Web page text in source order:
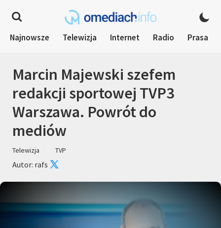
Najnowsze Telewizja Internet Radio Prasa
Marcin Majewski szefem
redakcji sportowej TVP3
Warszawa. Powrót do
mediów
Telewizja TVP
Autor: rafs